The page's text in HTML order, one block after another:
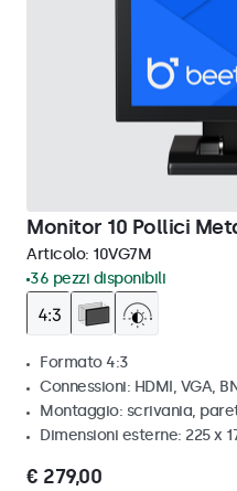
Monitor 10 Pollici
Articolo: 10VG7M
36 pezzi disponibili
Formato 4:3
Connessioni: HDMI, VGA,
Montaggio: scrivania,
Dimensioni esterne: 225 x
€ 279,00